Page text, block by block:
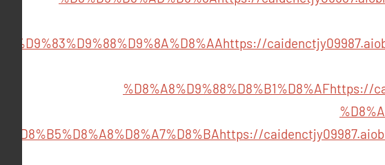
https://
%D8%A8%D9%88%D8%B1%D8%AFhttps://
https://